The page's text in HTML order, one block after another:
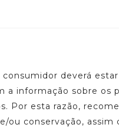
deverá
a informação sobre os
Por esta razão,
conservação,